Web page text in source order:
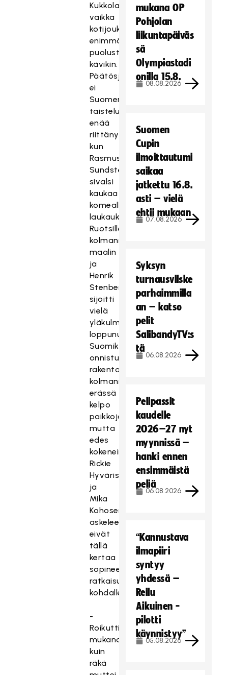
Kukkola,
vaikka
kotijoukkue
enimmäkseen
puolustustaistelua
kävikin.
Päätösjaksolla
ei
Suomen
taistelu
enää
riittänyt
kun
Rasmus
Sundstedt
sivalsi
kaukaa
komealla
laukauksella
Ruotsille
kolmannen
maalin
ja
Henrik
Stenberg
sijoitti
vielä
yläkulmaan
loppunumerot.
Suomikin
onnistui
rakentamaan
kolmannessa
erässä
kelpo
paikkoja,
mutta
edes
kokeneimpien
Rickie
Hyvärisen
ja
Mika
Kohosen
askeleet
eivät
tällä
kertaa
sopineet
ratkaisutilanteissa
kohdalleen.
-
Roikuttiin
mukana
kuin
räkä
mukana OP
Pohjolan
liikuntapäiväs
sä
Olympiastadi
onilla 15.8.
08.08.2026
Suomen
Cupin
ilmoittautumi
saikaa
jatkettu 16.8.
asti – vielä
ehtii mukaan
07.08.2026
Syksyn
turnausvilske
parhaimmilla
an – katso
pelit
SalibandyTV:s
tä
06.08.2026
Pelipassit
kaudelle
2026–27 nyt
myynnissä –
hanki ennen
ensimmäistä
peliä
06.08.2026
“Kannustava
ilmapiiri
syntyy
yhdessä –
Reilu
Aikuinen -
pilotti
käynnistyy”
05.08.2026